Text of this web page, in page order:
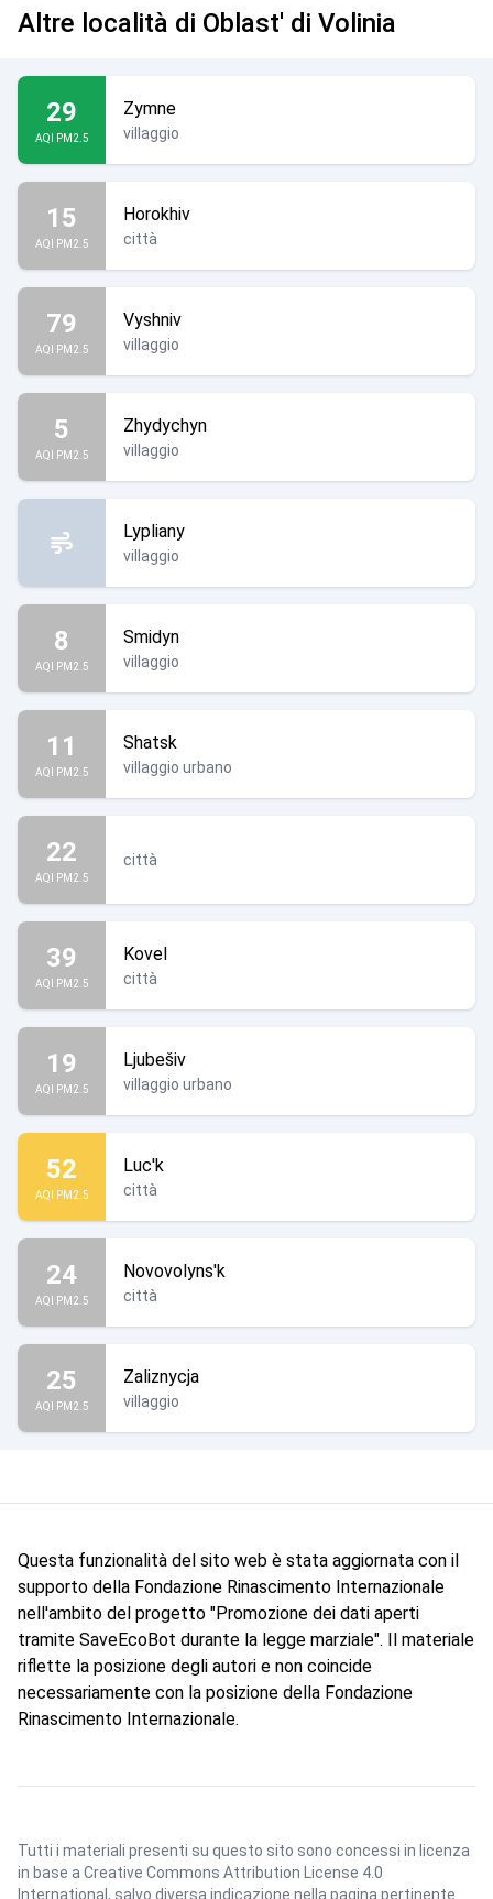
Altre località di Oblast' di Volinia
29
AQI PM2.5
Zymne
villaggio
15
AQI PM2.5
Horokhiv
città
79
AQI PM2.5
Vyshniv
villaggio
5
AQI PM2.5
Zhydychyn
villaggio
Lypliany
villaggio
8
AQI PM2.5
Smidyn
villaggio
11
AQI PM2.5
Shatsk
villaggio urbano
22
AQI PM2.5
città
39
AQI PM2.5
Kovel
città
19
AQI PM2.5
Ljubešiv
villaggio urbano
52
AQI PM2.5
Luc'k
città
24
AQI PM2.5
Novovolyns'k
città
25
AQI PM2.5
Zaliznycja
villaggio
Questa funzionalità del sito web è stata aggiornata con il
supporto della Fondazione Rinascimento Internazionale
nell'ambito del progetto "Promozione dei dati aperti
tramite SaveEcoBot durante la legge marziale". Il materiale
riflette la posizione degli autori e non coincide
necessariamente con la posizione della Fondazione
Rinascimento Internazionale.
Tutti i materiali presenti su questo sito sono concessi in licenza
in base a Creative Commons Attribution License 4.0
International , salvo diversa indicazione nella pagina pertinente.